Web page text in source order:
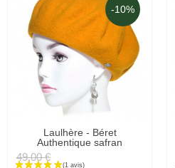
-10%
EN STOCK
Laulhère - Béret
Authentique safran
49,00 €